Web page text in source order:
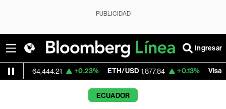
PUBLICIDAD
Ingresar
+0.23% ETH/USD 1,877.84 +0.13% Visa 369.59
ECUADOR